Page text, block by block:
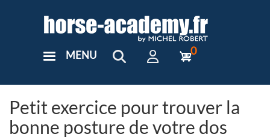
User
MENU 0
Petit exercice pour trouver la
bonne posture de votre dos